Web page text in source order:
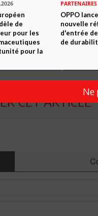
ami Imprimer
PARTAGEZ-LE AVEC
CET ARTICLE
de
pour les
pour la
PARTENAIRES
OPPO
nouvelle
d'entrée
de
Ne